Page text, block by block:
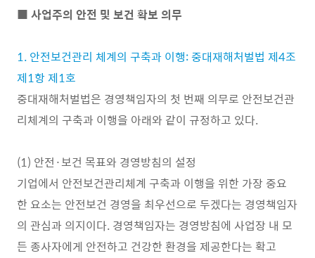
■ 사업주의 안전 및 보건 확보 의무
1. 안전보건관리 체계의 구축과 이행: 중대재해처벌법 제4조
제1항 제1호
중대재해처벌법은 경영책임자의 첫 번째 의무로 안전보건관
리체계의 구축과 이행을 아래와 같이 규정하고 있다.
(1) 안전·보건 목표와 경영방침의 설정
기업에서 안전보건관리체계 구축과 이행을 위한 가장 중요
한 요소는 안전보건 경영을 최우선으로 두겠다는 경영책임자
의 관심과 의지이다. 경영책임자는 경영방침에 사업장 내 모
든 종사자에게 안전하고 건강한 환경을 제공한다는 확고